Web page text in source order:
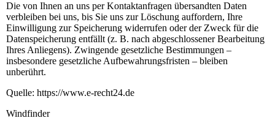
Die von Ihnen an uns per Kontaktanfragen übersandten Daten
verbleiben bei uns, bis Sie uns zur Löschung auffordern, Ihre
Einwilligung zur Speicherung widerrufen oder der Zweck für die
Datenspeicherung entfällt (z. B. nach abgeschlossener Bearbeitung
Ihres Anliegens). Zwingende gesetzliche Bestimmungen –
insbesondere gesetzliche Aufbewahrungsfristen – bleiben
unberührt.
Quelle: https://www.e-recht24.de
Windfinder